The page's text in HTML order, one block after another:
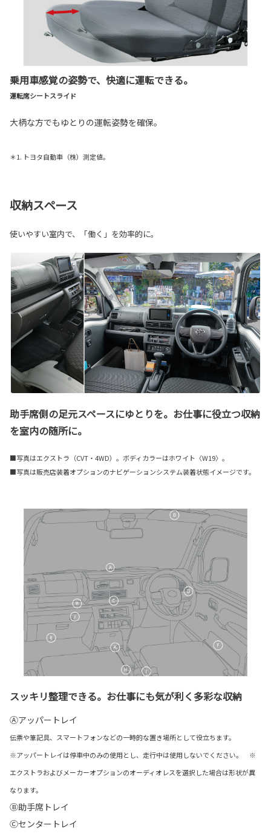
乗用車感覚の姿勢で、快適に運転できる。
運転席シートスライド
大柄な方でもゆとりの運転姿勢を確保。
＊1. トヨタ自動車（株）測定値。
収納スペース
使いやすい室内で、「働く」を効率的に。
助手席側の足元スペースにゆとりを。お仕事に役立つ収納
を室内の随所に。
■写真はエクストラ（CVT・4WD）。ボディカラーはホワイト〈W19〉。
■写真は販売店装着オプションのナビゲーションシステム装着状態イメージです。
スッキリ整理できる。お仕事にも気が利く多彩な収納
Ⓐアッパートレイ
伝票や筆記具、スマートフォンなどの一時的な置き場所として役立ちます。
※アッパートレイは停車中のみの使用とし、走行中は使用しないでください。 ※
エクストラおよびメーカーオプションのオーディオレスを選択した場合は形状が異
なります。
Ⓑ助手席トレイ
Ⓒセンタートレイ